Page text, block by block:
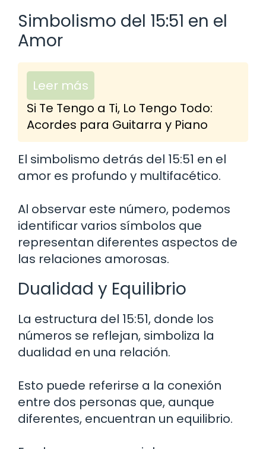
Simbolismo del 15:51 en el
Amor
Leer más
Si Te Tengo a Ti, Lo Tengo Todo:
Acordes para Guitarra y Piano
El simbolismo detrás del 15:51 en el
amor es profundo y multifacético.
Al observar este número, podemos
identificar varios símbolos que
representan diferentes aspectos de
las relaciones amorosas.
Dualidad y Equilibrio
La estructura del 15:51, donde los
números se reflejan, simboliza la
dualidad en una relación.
Esto puede referirse a la conexión
entre dos personas que, aunque
diferentes, encuentran un equilibrio.